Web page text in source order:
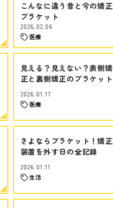
こんなに違う昔と今の矯正
ブラケット
2026.02.06
医療
見える？見えない？表側矯
正と裏側矯正のブラケット
2026.01.17
医療
さよならブラケット！矯正
装置を外す日の全記録
2026.01.11
生活